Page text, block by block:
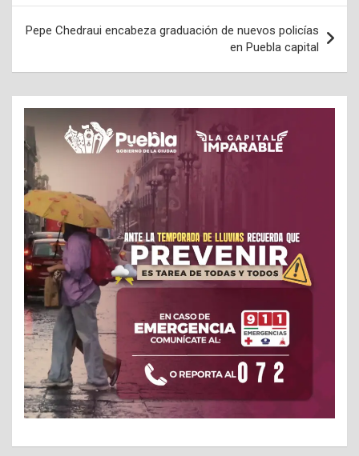
Pepe Chedraui encabeza graduación de nuevos policías
en Puebla capital